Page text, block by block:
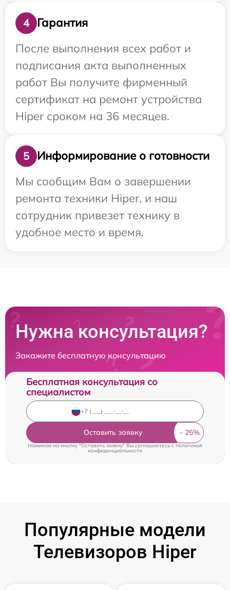
4
Гарантия
После выполнения всех работ и
подписания акта выполненных
работ Вы получите фирменный
сертификат на ремонт устройства
Hiper сроком на 36 месяцев.
5
Информирование о готовности
Мы сообщим Вам о завершении
ремонта техники Hiper, и наш
сотрудник привезет технику в
удобное место и время.
Нужна консультация?
Закажите бесплатную консультацию
Бесплатная консультация со
специалистом
Оставить заявку
Нажимая на кнопку "Оставить заявку" Вы соглашаетесь cполитикой
конфиденциальности
Популярные модели
Телевизоров Hiper